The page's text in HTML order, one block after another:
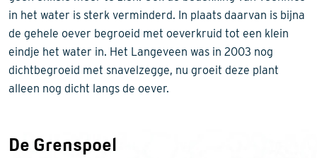
in het water is sterk verminderd. In plaats daarvan is bijna
de gehele oever begroeid met oeverkruid tot een klein
eindje het water in. Het Langeveen was in 2003 nog
dichtbegroeid met snavelzegge, nu groeit deze plant
alleen nog dicht langs de oever.
De Grenspoel